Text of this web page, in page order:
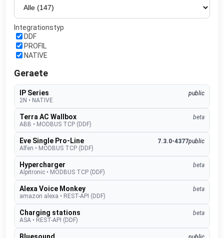
Integrationstyp
DDF
PROFIL
NATIVE
Geraete
IP Series
public
2N • NATIVE
Terra AC Wallbox
beta
ABB • MODBUS TCP (DDF)
Eve Single Pro-Line 7.3.0-4377public
Alfen • MODBUS TCP (DDF)
Hypercharger
beta
Alpitronic • MODBUS TCP (DDF)
Alexa Voice Monkey
beta
amazon alexa • REST-API (DDF)
Charging stations
beta
ASA • REST-API (DDF)